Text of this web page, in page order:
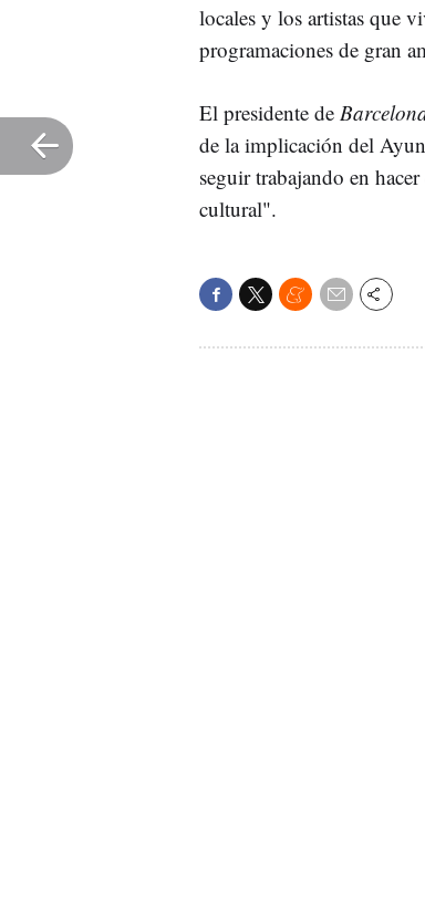
locales y los artistas que
programaciones de gran
El presidente de
de la implicación del
seguir trabajando en
cultural".